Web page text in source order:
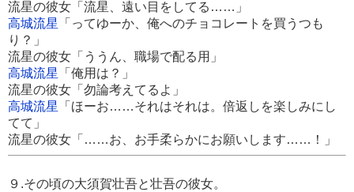
流星の彼女「流星、遠い目をしてる……」
高城流星
「ってゆーか、俺へのチョコレートを買うつも
り？」
流星の彼女「ううん、職場で配る用」
高城流星
「俺用は？」
流星の彼女「勿論考えてるよ」
高城流星
「ほーお……それはそれは。倍返しを楽しみにし
てて」
流星の彼女「……お、お手柔らかにお願いします……！」
９.その頃の大須賀壮吾と壮吾の彼女。